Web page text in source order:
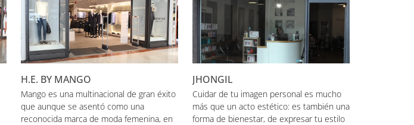
H.E. BY MANGO
Mango es una multinacional de gran éxito
que aunque se asentó como una
reconocida marca de moda femenina, en
JHONGIL
Cuidar de tu imagen personal es mucho
más que un acto estético: es también una
forma de bienestar, de expresar tu estilo